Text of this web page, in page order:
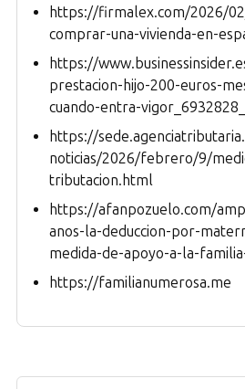
https://firmalex.com/2026/
comprar-una-vivienda-en-
https://
prestacion-hijo-200-euros-
cuando-entra-
https://
noticias/2026/febrero/9/
tributacion.html
https://afanpozuelo.com/
anos-la-deduccion-por-
medida-de-apoyo-a-la-
https://familianumerosa.me